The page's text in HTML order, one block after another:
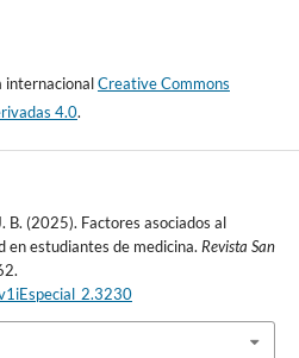
internacionalCreative Commons
4.0.
B. (2025). Factores asociados al
estudiantes de medicina. Revista San